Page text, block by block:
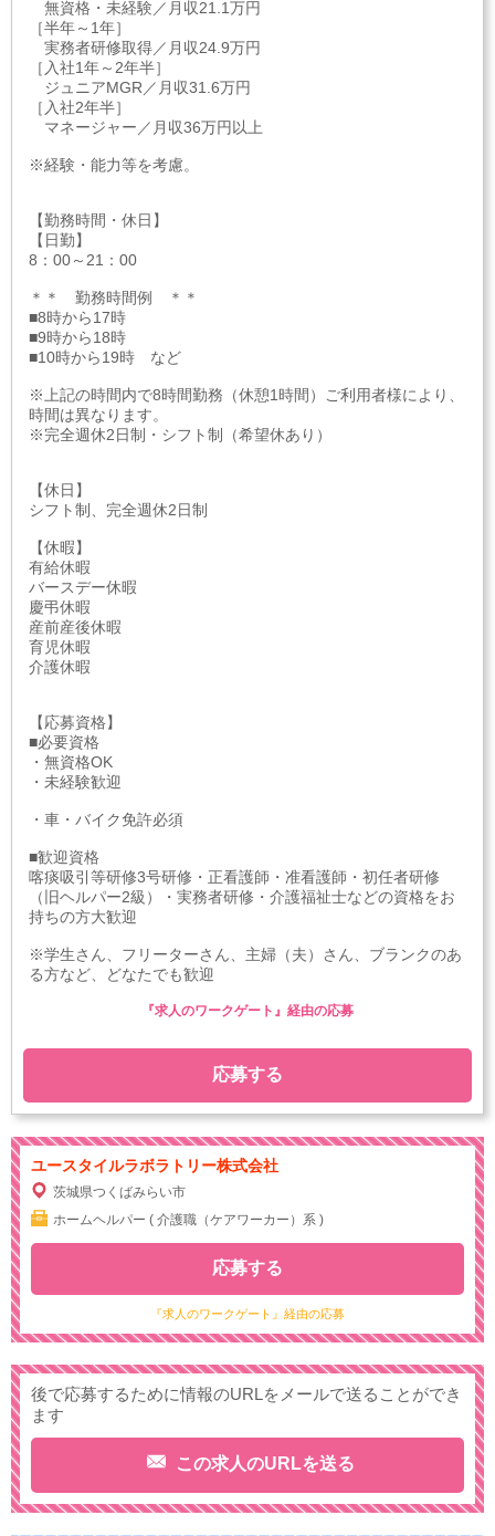
無資格・未経験／月収21.1万円
［半年～1年］
実務者研修取得／月収24.9万円
［入社1年～2年半］
ジュニアMGR／月収31.6万円
［入社2年半］
マネージャー／月収36万円以上
※経験・能力等を考慮。
【勤務時間・休日】
【日勤】
8：00～21：00
＊＊ 勤務時間例 ＊＊
■8時から17時
■9時から18時
■10時から19時 など
※上記の時間内で8時間勤務（休憩1時間）ご利用者様により、
時間は異なります。
※完全週休2日制・シフト制（希望休あり）
【休日】
シフト制、完全週休2日制
【休暇】
有給休暇
バースデー休暇
慶弔休暇
産前産後休暇
育児休暇
介護休暇
【応募資格】
■必要資格
・無資格OK
・未経験歓迎
・車・バイク免許必須
■歓迎資格
喀痰吸引等研修3号研修・正看護師・准看護師・初任者研修
（旧ヘルパー2級）・実務者研修・介護福祉士などの資格をお
持ちの方大歓迎
※学生さん、フリーターさん、主婦（夫）さん、ブランクのあ
る方など、どなたでも歓迎
応募する
『求人のワークゲート』経由の応募
ユースタイルラボラトリー株式会社
茨城県つくばみらい市
ホームヘルパー ( 介護職（ケアワーカー）系 )
『求人のワークゲート』経由の応募
応募する
後で応募するために情報のURLをメールで送ることができ
ます
この求人のURLを送る